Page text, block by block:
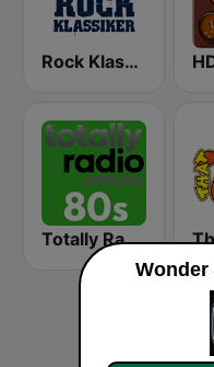
Rock Klassiker
Totally Radio 80s
Wonder